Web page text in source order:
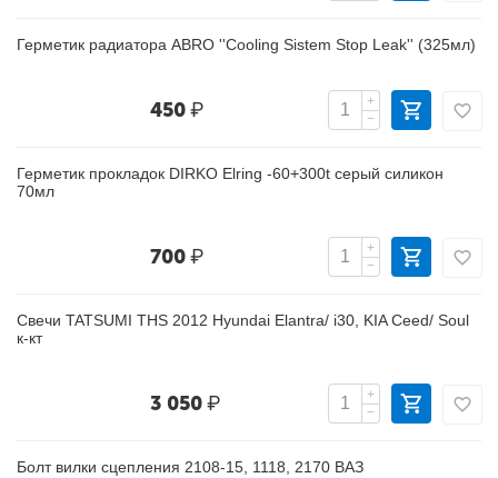
Герметик радиатора ABRO ''Cooling Sistem Stop Leak'' (325мл)
450₽
+
−
Герметик прокладок DIRKO Elring -60+300t серый силикон
70мл
700₽
+
−
Свечи TATSUMI THS 2012 Hyundai Elantra/ i30, KIA Ceed/ Soul
к-кт
3 050₽
+
−
Болт вилки сцепления 2108-15, 1118, 2170 ВАЗ